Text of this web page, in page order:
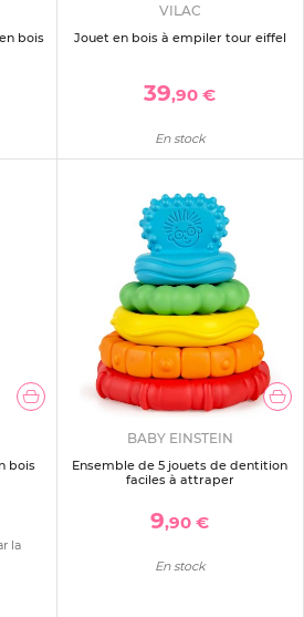
bois
VILAC
Jouet en bois à empiler tour eiffel
39,90 €
En stock
bois
la
BABY EINSTEIN
Ensemble de 5 jouets de dentition
faciles à attraper
9,90 €
En stock